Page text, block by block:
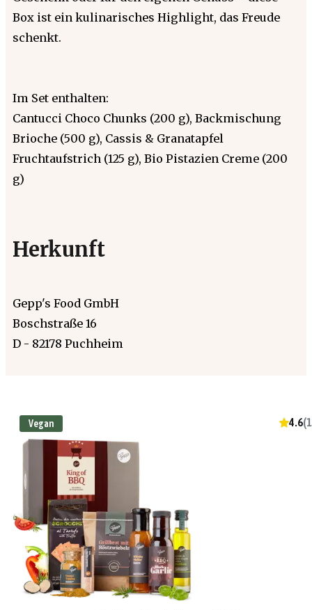
Box ist ein kulinarisches Highlight, das Freude
schenkt.
Im Set enthalten:
Cantucci Choco Chunks (200 g), Backmischung
Brioche (500 g), Cassis & Granatapfel
Fruchtaufstrich (125 g), Bio Pistazien Creme (200
g)
Herkunft
Gepp's Food GmbH
Boschstraße 16
D - 82178 Puchheim
Vegan 4.6(